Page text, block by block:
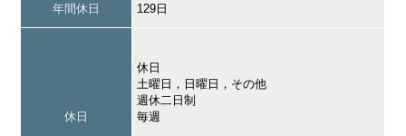
年間休日 129日
休日
休日
土曜日，日曜日，その他
週休二日制
毎週